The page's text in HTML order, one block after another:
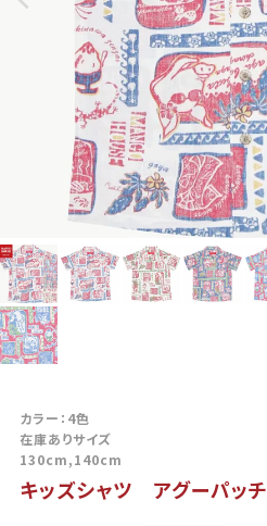
カラー：4色
在庫ありサイズ
130cm,140cm
キッズシャツ アグーパッチ